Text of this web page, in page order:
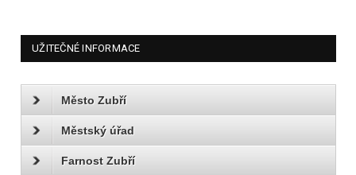
UŽITEČNÉ INFORMACE
Město Zubří
Městský úřad
Farnost Zubří